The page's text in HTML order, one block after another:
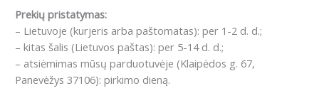
Prekių pristatymas:
– Lietuvoje (kurjeris arba paštomatas): per 1-2 d. d.;
– kitas šalis (Lietuvos paštas): per 5-14 d. d.;
– atsiėmimas mūsų parduotuvėje (Klaipėdos g. 67,
Panevėžys 37106): pirkimo dieną.